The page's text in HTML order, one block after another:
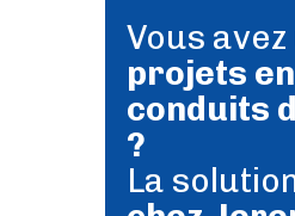
Vous avez
projets en
conduits
?
La